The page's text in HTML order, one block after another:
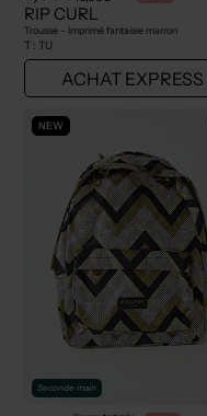
RIP CURL
Trousse - Imprimé fantaisie marron
T : TU
ACHAT EXPRESS
NEW
Seconde main